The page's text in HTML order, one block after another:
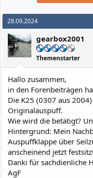
28.09.2024
gearbox2001
Themenstarter
Hallo zusammen,
in den Forenbeiträgen
Die K25 (0307 aus
Originalauspuff.
Wie wird die betätigt?
Hintergrund: Mein
Auspuffklappe über
anscheinend jetzt
Danki für sachdienliche
AgF